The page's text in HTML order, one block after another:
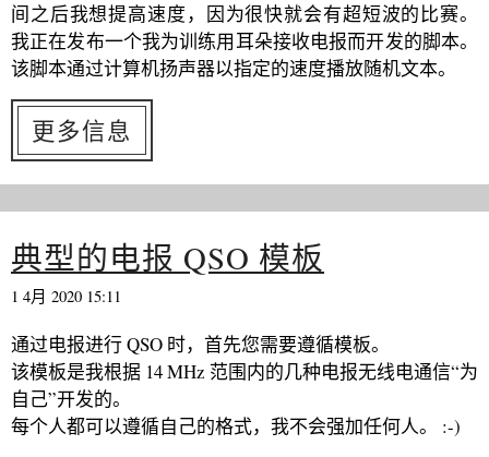
间之后我想提高速度，因为很快就会有超短波的比赛。
我正在发布一个我为训练用耳朵接收电报而开发的脚本。
该脚本通过计算机扬声器以指定的速度播放随机文本。
更多信息
典型的电报 QSO 模板
1 4月 2020 15:11
通过电报进行 QSO 时，首先您需要遵循模板。
该模板是我根据 14 MHz 范围内的几种电报无线电通信“为
自己”开发的。
每个人都可以遵循自己的格式，我不会强加任何人。 :-)